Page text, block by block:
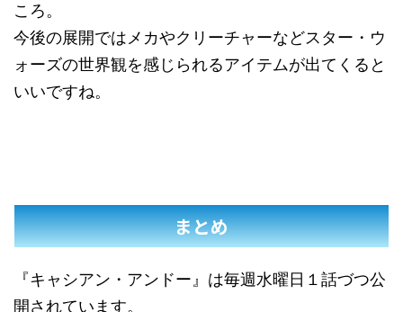
ころ。
今後の展開ではメカやクリーチャーなどスター・ウ
ォーズの世界観を感じられるアイテムが出てくると
いいですね。
まとめ
『キャシアン・アンドー』は毎週水曜日１話づつ公
開されています。